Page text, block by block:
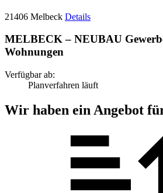
21406 Melbeck Details
MELBECK – NEUBAU
Wohnungen
Verfügbar ab:
Planverfahren läuft
Wir haben ein Angebot